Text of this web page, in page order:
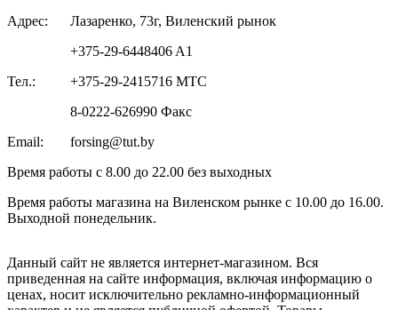
Адрес:
Лазаренко, 73г, Виленский рынок
Тел.:
+375-29-6448406 A1
+375-29-2415716 МТС
8-0222-626990 Факс
Email:
forsing@tut.by
Время работы с 8.00 до 22.00 без выходных
Время работы магазина на Виленском рынке с 10.00 до 16.00.
Выходной понедельник.
Данный сайт не является интернет-магазином. Вся
приведенная на сайте информация, включая информацию о
ценах, носит исключительно рекламно-информационный